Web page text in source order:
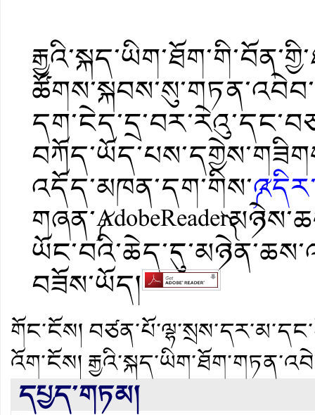
འདོད་མཁན་དག་གིས་
བཟོས་ཡོད།
གོང་ངོས།
འོག་ངོས།
དཔྱད་གཏམ།